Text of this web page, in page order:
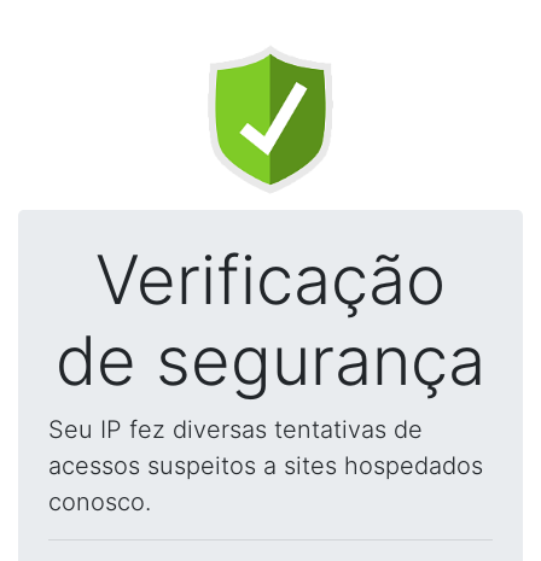
Verificação
de segurança
Seu IP fez diversas tentativas de
acessos suspeitos a sites hospedados
conosco.